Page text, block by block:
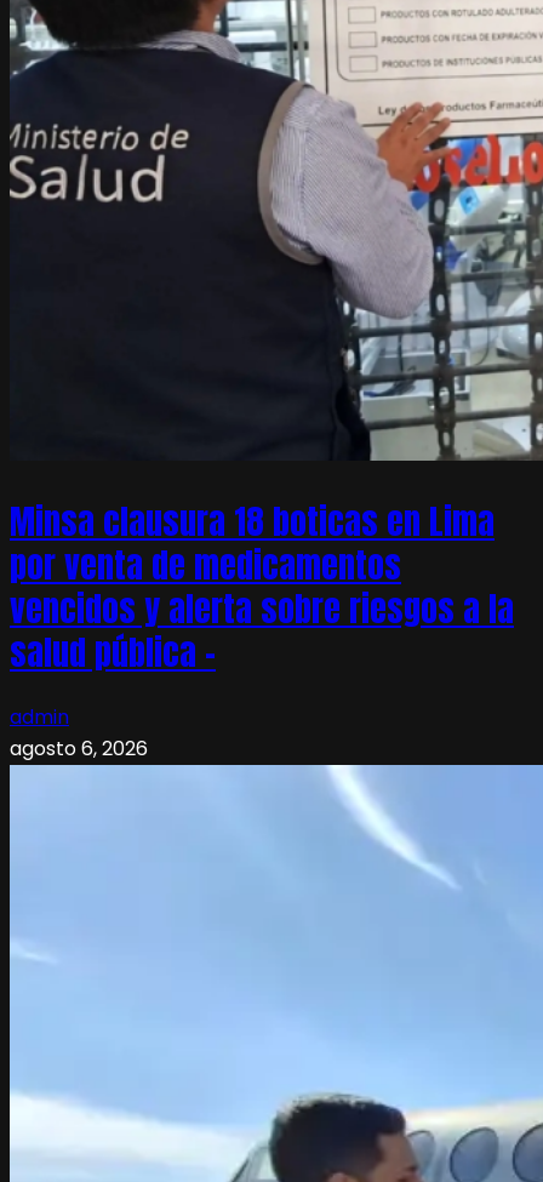
Minsa clausura 18 boticas en Lima
por venta de medicamentos
vencidos y alerta sobre riesgos a la
salud pública –
admin
agosto 6, 2026